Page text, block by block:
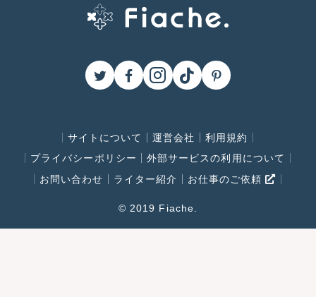
サイトについて 運営会社
利用規約
プライバシーポリシー
外部サービスの利用について
お問い合わせ
ライター紹介 お仕事のご依頼
© 2019 Fiache.